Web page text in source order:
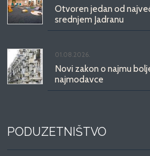
Otvoren jedan od
srednjem Jadranu
01.08.2026.
Novi zakon o najmu
najmodavce
PODUZETNIŠTVO